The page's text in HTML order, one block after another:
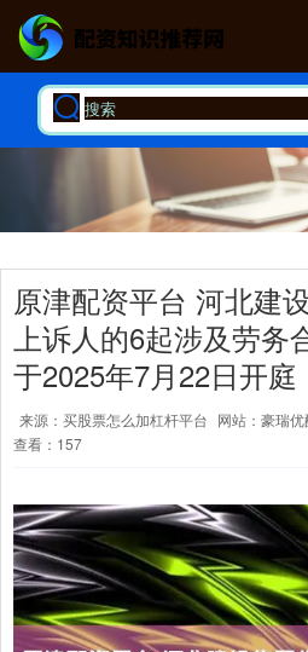
原津配资平台 河北建
上诉人的6起涉及劳务
于2025年7月22日开庭
来源：买股票怎么加杠杆平台 网站：豪瑞优
查看：157